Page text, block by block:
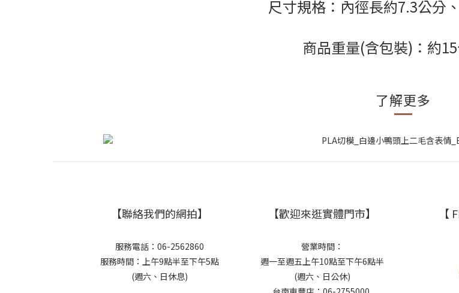
尺寸規格：內徑長約7.3公分
商品重量(含包裝)：約
了解更多
【聯絡我們的網拍】
服務電話：06-2562860
服務時間：上午9點半至下午5點
(週六、日休息)
【歡迎來逛實體門市】
營業時間：
週一至週五上午10點至下午6點半
(週六、日公休)
【